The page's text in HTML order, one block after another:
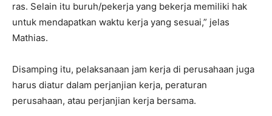
ras. Selain itu buruh/pekerja yang bekerja memiliki hak
untuk mendapatkan waktu kerja yang sesuai,” jelas
Mathias.
Disamping itu, pelaksanaan jam kerja di perusahaan juga
harus diatur dalam perjanjian kerja, peraturan
perusahaan, atau perjanjian kerja bersama.